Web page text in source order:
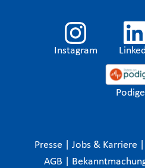
Instagram
Presse Jobs & Karriere
AGB